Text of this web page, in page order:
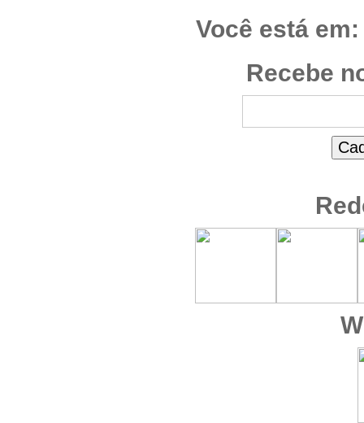
Você está em:
Recebe